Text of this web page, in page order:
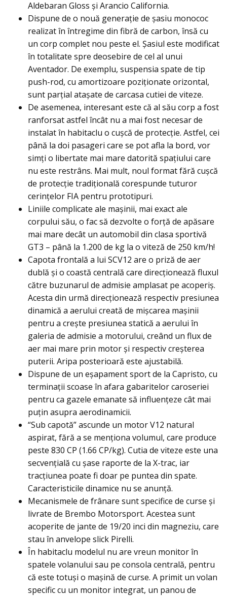
Aldebaran Gloss şi Arancio California.
Dispune de o nouă generaţie de şasiu monococ
realizat în întregime din fibră de carbon, însă cu
un corp complet nou peste el. Şasiul este modificat
în totalitate spre deosebire de cel al unui
Aventador. De exemplu, suspensia spate de tip
push-rod, cu amortizoare poziţionate orizontal,
sunt parţial ataşate de carcasa cutiei de viteze.
De asemenea, interesant este că al său corp a fost
ranforsat astfel încât nu a mai fost necesar de
instalat în habitaclu o cuşcă de protecţie. Astfel, cei
până la doi pasageri care se pot afla la bord, vor
simţi o libertate mai mare datorită spaţiului care
nu este restrâns. Mai mult, noul format fără cuşcă
de protecţie tradiţională corespunde tuturor
cerinţelor FIA pentru prototipuri.
Liniile complicate ale maşinii, mai exact ale
corpului său, o fac să dezvolte o forţă de apăsare
mai mare decât un automobil din clasa sportivă
GT3 – până la 1.200 de kg la o viteză de 250 km/h!
Capota frontală a lui SCV12 are o priză de aer
dublă și o coastă centrală care direcționează fluxul
către buzunarul de admisie amplasat pe acoperiș.
Acesta din urmă direcționează respectiv presiunea
dinamică a aerului creată de mișcarea mașinii
pentru a crește presiunea statică a aerului în
galeria de admisie a motorului, creând un flux de
aer mai mare prin motor și respectiv creșterea
puterii. Aripa posterioară este ajustabilă.
Dispune de un eşapament sport de la Capristo, cu
terminaţii scoase în afara gabaritelor caroseriei
pentru ca gazele emanate să influenţeze cât mai
puţin asupra aerodinamicii.
“Sub capotă” ascunde un motor V12 natural
aspirat, fără a se menţiona volumul, care produce
peste 830 CP (1.66 CP/kg). Cutia de viteze este una
secvenţială cu şase raporte de la X-trac, iar
tracţiunea poate fi doar pe puntea din spate.
Caracteristicile dinamice nu se anunţă.
Mecanismele de frânare sunt specifice de curse şi
livrate de Brembo Motorsport. Acestea sunt
acoperite de jante de 19/20 inci din magneziu, care
stau în anvelope slick Pirelli.
În habitaclu modelul nu are vreun monitor în
spatele volanului sau pe consola centrală, pentru
că este totuşi o maşină de curse. A primit un volan
specific cu un monitor integrat, un panou de